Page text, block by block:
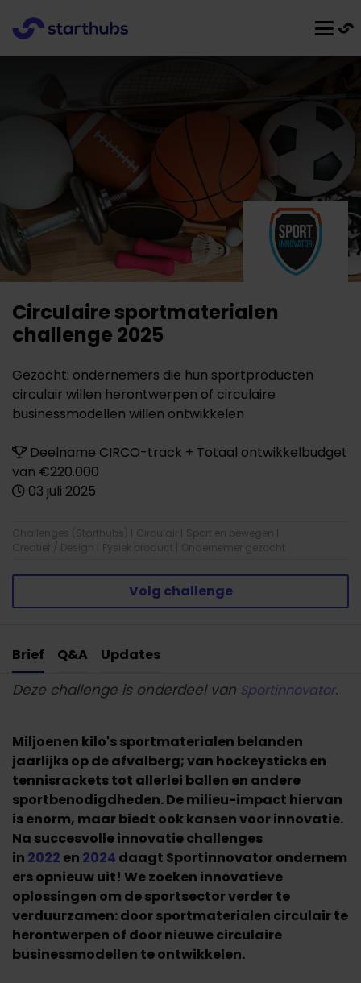
Circulaire sportmaterialen
challenge 2025
Gezocht: ondernemers die hun sportproducten
circulair willen herontwerpen of circulaire
businessmodellen willen ontwikkelen
Deelname CIRCO-track + Totaal ontwikkelbudget
van €220.000
03 juli 2025
Challenges (Starthubs) Circulair Sport en bewegen
Creatief / Design
Fysiek product Ondernemer gezocht
Volg challenge
Brief Q&A Updates
Deze challenge is onderdeel van Sportinnovator.
Miljoenen kilo's sportmaterialen belanden
jaarlijks op de afvalberg; van hockeysticks en
tennisrackets tot allerlei ballen en andere
sportbenodigdheden. De milieu-impact hiervan
is enorm, maar biedt ook kansen voor innovatie.
Na succesvolle innovatie challenges
in 2022 en 2024 daagt Sportinnovatorondernem
ers opnieuw uit! We zoeken innovatieve
oplossingen om de sportsector verder te
verduurzamen: door sportmaterialen circulair te
herontwerpen of door nieuwe circulaire
businessmodellen te ontwikkelen.